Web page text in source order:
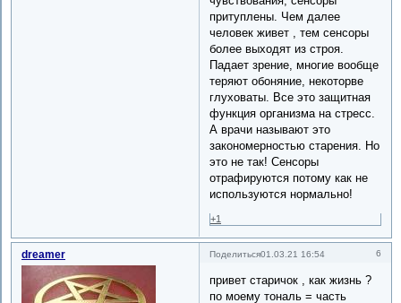
притуплены. Чем далее
человек живет , тем сенсоры
более выходят из строя.
Падает зрение, многие вообще
теряют обоняние, некоторве
глуховаты. Все это защитная
функция организма на стресс.
А врачи называют это
закономерностью старения. Но
это не так! Сенсоры
отрафируются потому как не
используются нормально!
+1
Поделиться 6
01.03.21 16:54
dreamer
привет старичок , как жизнь ?
по моему тональ = часть